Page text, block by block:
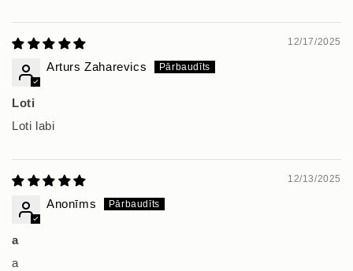
12/17/2025
Arturs Zaharevics
Loti
Loti labi
12/13/2025
Anonīms
a
a